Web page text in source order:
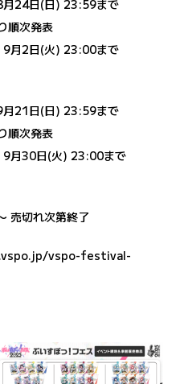
24日(日) 23:59まで
順次発表
月2日(火) 23:00まで
21日(日) 23:59まで
順次発表
9月30日(火) 23:00まで
売切れ次第終了
vspo-festival-